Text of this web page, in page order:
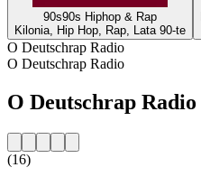
90s90s Hiphop & Rap
Kilonia, Hip Hop, Rap, Lata 90-te
O Deutschrap Radio
O Deutschrap Radio
O Deutschrap Radio
(16)